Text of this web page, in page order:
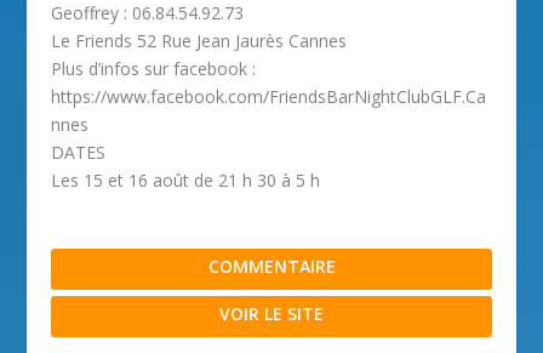
Geoffrey : 06.84.54.92.73
Le Friends 52 Rue Jean Jaurès Cannes
Plus d’infos sur facebook :
https://www.facebook.com/FriendsBarNightClubGLF.Ca
nnes
DATES
Les 15 et 16 août de 21 h 30 à 5 h
COMMENTAIRE
VOIR LE SITE